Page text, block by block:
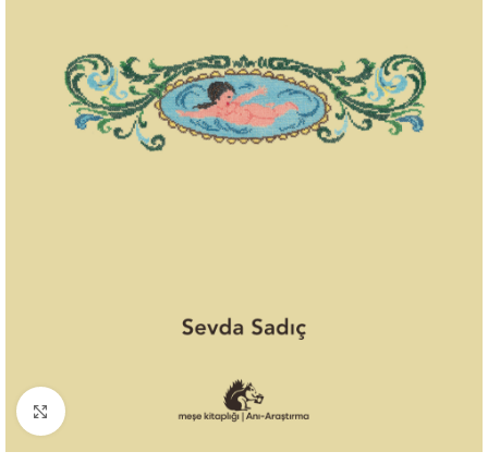
Büyütmek için tıklayın